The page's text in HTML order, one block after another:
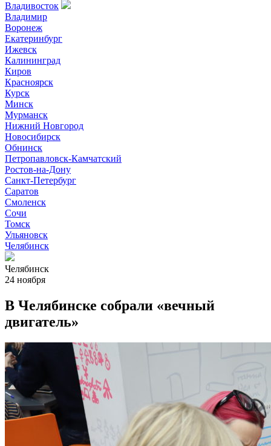
Владивосток
Владимир
Воронеж
Екатеринбург
Ижевск
Калининград
Киров
Красноярск
Курск
Минск
Мурманск
Нижний Новгород
Новосибирск
Обнинск
Петропавловск-Камчатский
Ростов-на-Дону
Санкт-Петербург
Саратов
Смоленск
Сочи
Томск
Ульяновск
Челябинск
Челябинск
24 ноября
В Челябинске собрали «вечный
двигатель»